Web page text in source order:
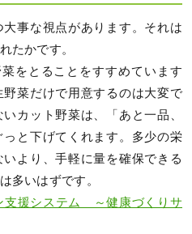
事な視点があります。それは
たかです。
をとることをすすめています
菜だけで用意するのは大変で
カット野菜は、「あと一品、
と下げてくれます。多少の栄
より、手軽に量を確保できる
多いはずです。
支援システム ～健康づくりサ